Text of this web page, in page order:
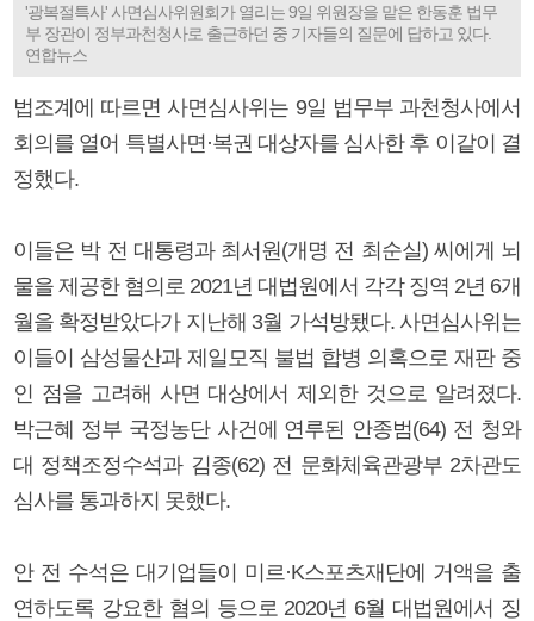
'광복절특사' 사면심사위원회가 열리는 9일 위원장을 맡은 한동훈 법무
부 장관이 정부과천청사로 출근하던 중 기자들의 질문에 답하고 있다.
연합뉴스
법조계에 따르면 사면심사위는 9일 법무부 과천청사에서
회의를 열어 특별사면·복권 대상자를 심사한 후 이같이 결
정했다.
이들은 박 전 대통령과 최서원(개명 전 최순실) 씨에게 뇌
물을 제공한 혐의로 2021년 대법원에서 각각 징역 2년 6개
월을 확정받았다가 지난해 3월 가석방됐다. 사면심사위는
이들이 삼성물산과 제일모직 불법 합병 의혹으로 재판 중
인 점을 고려해 사면 대상에서 제외한 것으로 알려졌다.
박근혜 정부 국정농단 사건에 연루된 안종범(64) 전 청와
대 정책조정수석과 김종(62) 전 문화체육관광부 2차관도
심사를 통과하지 못했다.
안 전 수석은 대기업들이 미르·K스포츠재단에 거액을 출
연하도록 강요한 혐의 등으로 2020년 6월 대법원에서 징